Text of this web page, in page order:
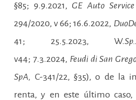
§85; 9.9.2021, GE Auto
294/2020, v 66; 16.6.2022,
41; 25.5.2023, W.
v44; 7.3.2024, Feudi di San
SpA,C-341/22, §35), o de la
renta, y en este último caso,